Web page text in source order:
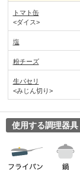
トマト缶
<ダイス>
塩
粉チーズ
生パセリ
<みじん切り>
使用する調理器具